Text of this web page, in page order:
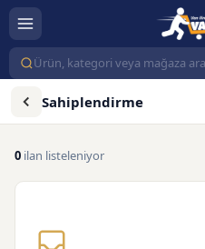
Sahiplendirme
0 ilan listeleniyor